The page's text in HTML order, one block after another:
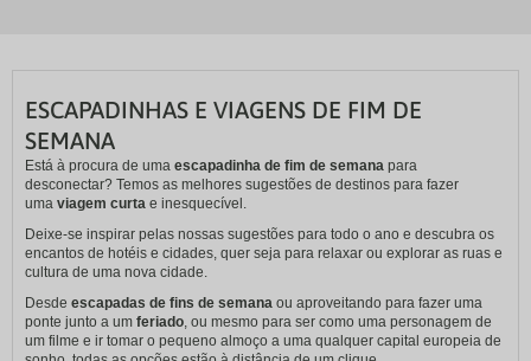
ESCAPADINHAS E VIAGENS DE FIM DE
SEMANA
Está à procura de uma escapadinha de fim de semana para
desconectar? Temos as melhores sugestões de destinos para fazer
uma viagem curta e inesquecível.
Deixe-se inspirar pelas nossas sugestões para todo o ano e descubra os
encantos de hotéis e cidades, quer seja para relaxar ou explorar as ruas e
cultura de uma nova cidade.
Desde escapadas de fins de semana ou aproveitando para fazer uma
ponte junto a um feriado, ou mesmo para ser como uma personagem de
um filme e ir tomar o pequeno almoço a uma qualquer capital europeia de